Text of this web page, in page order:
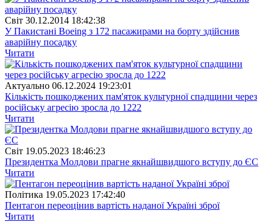
Свiт 30.12.2014 18:42:38
У Пакистані Boeing з 172 пасажирами на борту здійснив
аварійну посадку
Читати
Актуально 06.12.2024 19:23:01
Кількість пошкоджених пам'яток культурної спадщини через
російську агресію зросла до 1222
Читати
Свiт 19.05.2023 18:46:23
Президентка Молдови прагне якнайшвидшого вступу до ЄС
Читати
Полiтика 19.05.2023 17:42:40
Пентагон переоцінив вартість наданої Україні зброї
Читати